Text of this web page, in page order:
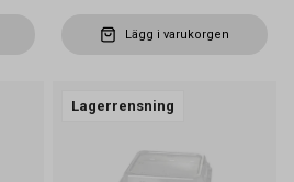
Lägg i varukorgen
Lagerrensning